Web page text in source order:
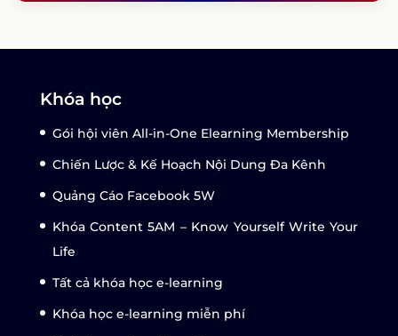
Khóa học
Gói hội viên All-in-One Elearning Membership
Chiến Lược & Kế Hoạch Nội Dung Đa Kênh
Quảng Cáo Facebook 5W
Khóa Content 5AM – Know Yourself Write Your
Life
Tất cả khóa học e-learning
Khóa học e-learning miễn phí